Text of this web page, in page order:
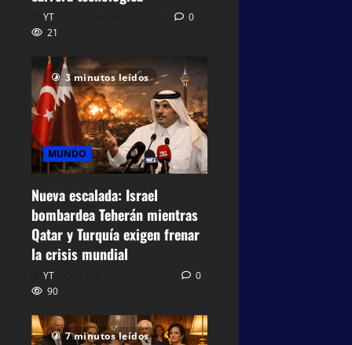
YT
0
21
3 minutos leídos
MUNDO
Nueva escalada: Israel
bombardea Teherán mientras
Qatar y Turquía exigen frenar
la crisis mundial
YT
0
90
7 minutos leídos